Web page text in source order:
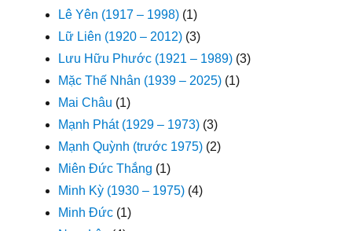
Lê Yên (1917 – 1998) (1)
Lữ Liên (1920 – 2012) (3)
Lưu Hữu Phước (1921 – 1989) (3)
Mặc Thế Nhân (1939 – 2025) (1)
Mai Châu (1)
Mạnh Phát (1929 – 1973) (3)
Mạnh Quỳnh (trước 1975) (2)
Miên Đức Thắng (1)
Minh Kỳ (1930 – 1975) (4)
Minh Đức (1)